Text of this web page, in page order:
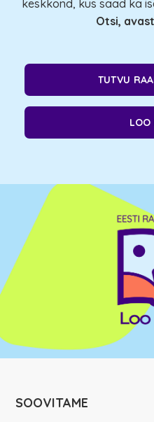
keskkond, kus saad ka
Otsi,
TUTVU
LOO
SOOVITAME